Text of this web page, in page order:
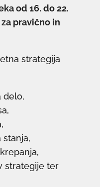
od 16. do 22.
pravično in
strategija
delo,
strategije ter